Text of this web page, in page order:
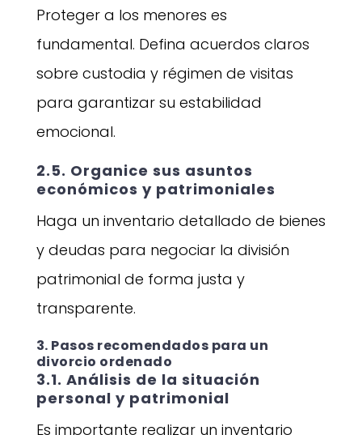
Proteger a los menores es
fundamental. Defina acuerdos claros
sobre custodia y régimen de visitas
para garantizar su estabilidad
emocional.
2.5. Organice sus asuntos
económicos y patrimoniales
Haga un inventario detallado de bienes
y deudas para negociar la división
patrimonial de forma justa y
transparente.
3. Pasos recomendados para un
divorcio ordenado
3.1. Análisis de la situación
personal y patrimonial
Es importante realizar un inventario